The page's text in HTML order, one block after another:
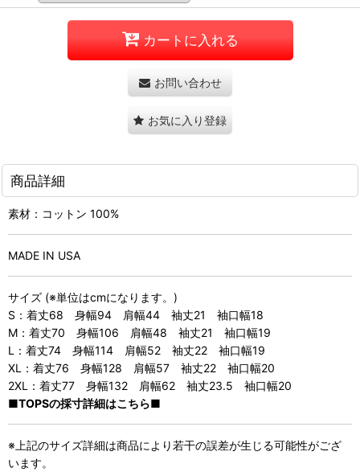
カートに入れる
お問い合わせ
お気に入り登録
商品詳細
素材：コットン 100%
MADE IN USA
サイズ (※単位はcmになります。)
S：着丈68 身幅94 肩幅44 袖丈21 袖口幅18
M：着丈70 身幅106 肩幅48 袖丈21 袖口幅19
L：着丈74 身幅114 肩幅52 袖丈22 袖口幅19
XL：着丈76 身幅128 肩幅57 袖丈22 袖口幅20
2XL：着丈77 身幅132 肩幅62 袖丈23.5 袖口幅20
■TOPSの採寸詳細はこちら■
※上記のサイズ詳細は商品により若干の誤差が生じる可能性がござ
います。